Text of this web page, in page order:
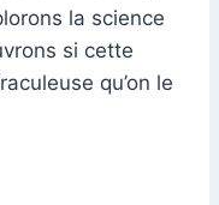
la science
si cette
qu’on le